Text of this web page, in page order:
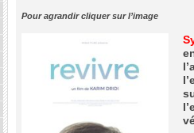
Pour agrandir cliquer sur l’image